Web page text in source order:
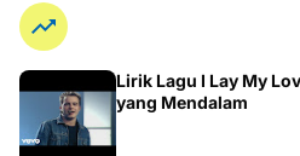
Lirik Lagu I Lay My
yang Mendalam